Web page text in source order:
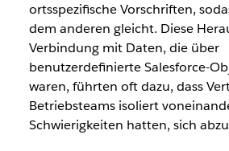
ortsspezifische Vorschriften,
dem anderen gleicht. Diese
Verbindung mit Daten, die über
benutzerdefinierte Salesforce-
waren, führten oft dazu, dass
Betriebsteams isoliert
Schwierigkeiten hatten, sich